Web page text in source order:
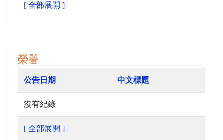
[ 全部展開 ]
榮譽
公告日期 中文標題
沒有紀錄
[ 全部展開 ]